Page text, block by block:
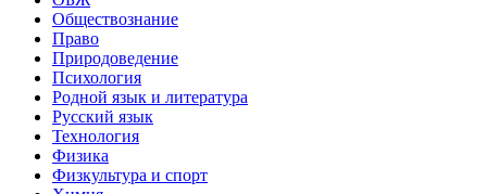
Обществознание
Право
Природоведение
Психология
Родной язык и литература
Русский язык
Технология
Физика
Физкультура и спорт